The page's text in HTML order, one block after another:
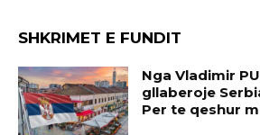
SHKRIMET E FUNDIT
Nga Vladimir
gllaberoje
Per te qeshur